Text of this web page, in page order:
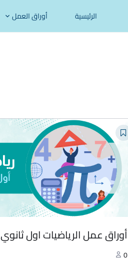
الرئيسية أوراق العمل
أوراق عمل الرياضيات اول ثانوي
0